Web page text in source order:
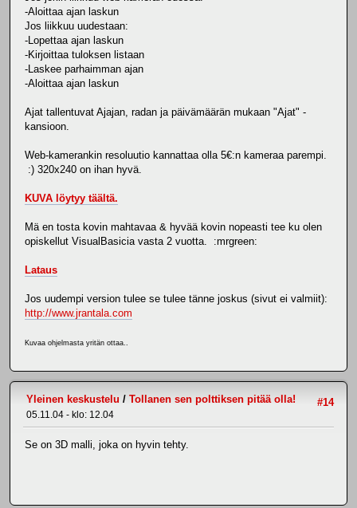
-Aloittaa ajan laskun
Jos liikkuu uudestaan:
-Lopettaa ajan laskun
-Kirjoittaa tuloksen listaan
-Laskee parhaimman ajan
-Aloittaa ajan laskun
Ajat tallentuvat Ajajan, radan ja päivämäärän mukaan "Ajat" -
kansioon.
Web-kamerankin resoluutio kannattaa olla 5€:n kameraa parempi.
:) 320x240 on ihan hyvä.
KUVA löytyy täältä.
Mä en tosta kovin mahtavaa & hyvää kovin nopeasti tee ku olen
opiskellut VisualBasicia vasta 2 vuotta. :mrgreen:
Lataus
Jos uudempi version tulee se tulee tänne joskus (sivut ei valmiit):
http://www.jrantala.com
Kuvaa ohjelmasta yritän ottaa..
#14
Yleinen keskustelu / Tollanen sen polttiksen pitää olla!
05.11.04 - klo: 12.04
Se on 3D malli, joka on hyvin tehty.